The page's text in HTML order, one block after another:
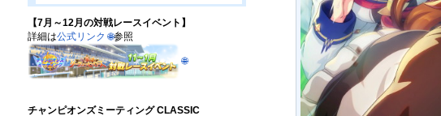
【7月～12月の対戦レースイベント】
詳細は公式リンク 🌐参照
🌐
チャンピオンズミーティング CLASSIC